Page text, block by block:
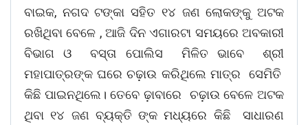
ବାଇକ, ନଗଦ ଟଙ୍କା ସହିତ ୧୪ ଜଣ ଲୋକଙ୍କୁ ଅଟକ
ରଖିଥିବା ବେଳେ , ଆଜି ଦିନ ଏଗାରଟା ସମୟରେ ଅବକାରୀ
ବିଭାଗ ଓ ବସ୍ତା ପୋଲିସ ମିଳିତ ଭାବେ ଶ୍ରୀ
ମହାପାତ୍ରଙ୍କ ଘରେ ଚଢ଼ାଉ କରିଥିଲେ ମାତ୍ର ସେମିତି
କିଛି ପାଇନଥିଲେ। ତେବେ ଢ଼ାବାରେ ଚଢ଼ାଉ ବେଳେ ଅଟକ
ଥିବା ୧୪ ଜଣ ବ୍ୟକ୍ତି ଙ୍କ ମଧ୍ୟରେ କିଛି ସାଧାରଣ